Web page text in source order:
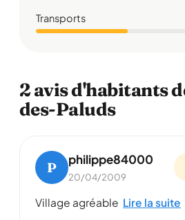
Transports
2 avis d'habitants
des-Paluds
P philippe84000
20/04/2009
Village agréable Lire la suite